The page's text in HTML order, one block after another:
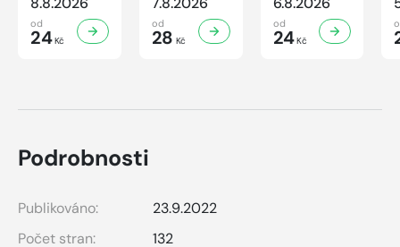
od
24Kč
od
28 Kč
od
24Kč
Podrobnosti
Publikováno:
23.9.2022
Počet stran:
132